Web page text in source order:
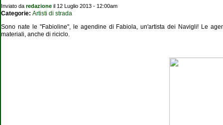
Inviato da redazione il 12 Luglio 2013 - 12:00am
Categorie: Artisti di strada
Sono nate le "Fabioline", le agendine di Fabiola, un'artista dei Navigli! Le
materiali, anche di riciclo.